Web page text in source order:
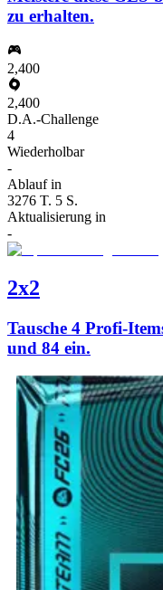
zu erhalten.
2,400
2,400
D.A.-Challenge
4
Wiederholbar
-
Ablauf in
3276 T. 5 S.
Aktualisierung in
-
2x2
Tausche 4 Profi-
und 84 ein.